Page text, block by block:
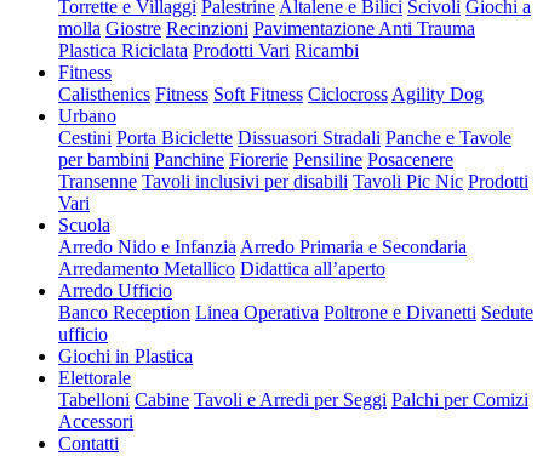
Torrette e Villaggi Palestrine Altalene e Bilici Scivoli Giochi a
molla Giostre Recinzioni Pavimentazione Anti Trauma
Plastica Riciclata Prodotti Vari Ricambi
Fitness
Calisthenics Fitness Soft Fitness Ciclocross Agility Dog
Urbano
Cestini Porta Biciclette Dissuasori Stradali Panche e Tavole
per bambini Panchine Fiorerie Pensiline Posacenere
Transenne Tavoli inclusivi per disabili Tavoli Pic Nic Prodotti
Vari
Scuola
Arredo Nido e Infanzia Arredo Primaria e Secondaria
Arredamento Metallico Didattica all’aperto
Arredo Ufficio
Banco Reception Linea Operativa Poltrone e Divanetti Sedute
ufficio
Giochi in Plastica
Elettorale
Tabelloni Cabine Tavoli e Arredi per Seggi Palchi per Comizi
Accessori
Contatti